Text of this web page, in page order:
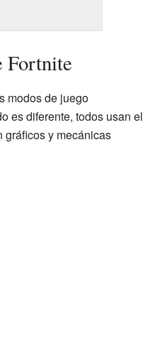
Fortnite
modos de juego
es diferente, todos usan el
gráficos y mecánicas